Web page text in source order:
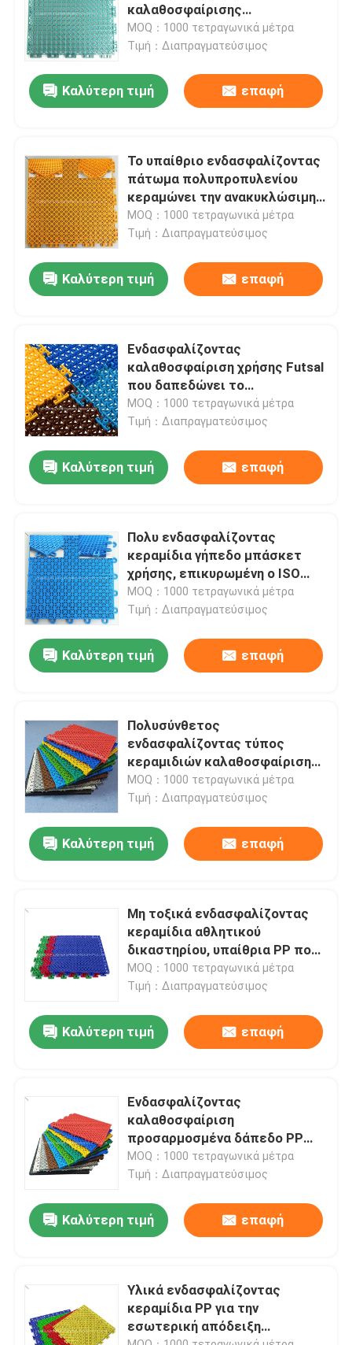
Προϊόντα
Σχετικά με εμάς
Ποιοτικός έλεγχος
Ειδήσεις
Υποθέσεις
Ζητήστε μια προσφορά
καλαθοσφαίρισης
ενδασφάλισης
MOQ：1000 τετραγωνικά μέτρα
Τιμή：Διαπραγματεύσιμος
Καλύτερη τιμή επαφή
Το υπαίθριο ενδασφαλίζοντας
πάτωμα πολυπροπυλενίου
κεραμώνει την ανακυκλώσιμη
χρήση γήπεδο μπάσκετ
MOQ：1000 τετραγωνικά μέτρα
Τιμή：Διαπραγματεύσιμος
Καλύτερη τιμή επαφή
Ενδασφαλίζοντας
καλαθοσφαίριση χρήσης Futsal
που δαπεδώνει το
προστατευόμενο από τους
κραδασμούς υλικό
MOQ：1000 τετραγωνικά μέτρα
Τιμή：Διαπραγματεύσιμος
Καλύτερη τιμή επαφή
Πολυ ενδασφαλίζοντας
κεραμίδια γήπεδο μπάσκετ
χρήσης, επικυρωμένη ο ISO
δαπέδωση κεραμιδιών PP
MOQ：1000 τετραγωνικά μέτρα
Τιμή：Διαπραγματεύσιμος
Καλύτερη τιμή επαφή
Πολυσύνθετος
ενδασφαλίζοντας τύπος
κεραμιδιών καλαθοσφαίρισης
ανακυκλωμένος δάπεδο PP
MOQ：1000 τετραγωνικά μέτρα
Τιμή：Διαπραγματεύσιμος
Καλύτερη τιμή επαφή
Μη τοξικά ενδασφαλίζοντας
κεραμίδια αθλητικού
δικαστηρίου, υπαίθρια PP που
ενδασφαλίζουν το δάπεδο
MOQ：1000 τετραγωνικά μέτρα
Τιμή：Διαπραγματεύσιμος
Καλύτερη τιμή επαφή
Ενδασφαλίζοντας
καλαθοσφαίριση
προσαρμοσμένα δάπεδο PP
αντι κούρασης που
ενδασφαλίζει τα κεραμίδια
MOQ：1000 τετραγωνικά μέτρα
Τιμή：Διαπραγματεύσιμος
Καλύτερη τιμή επαφή
Υλικά ενδασφαλίζοντας
κεραμίδια PP για την
εσωτερική απόδειξη